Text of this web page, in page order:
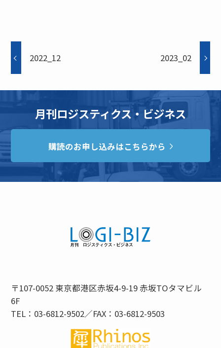
2022_12 2023_02
月刊ロジスティクス・ビジネス
購読のお申し込みはこちらから
〒107-0052 東京都港区赤坂4-9-19 赤坂TOタマビル
6F
TEL：03-6812-9502／FAX：03-6812-9503